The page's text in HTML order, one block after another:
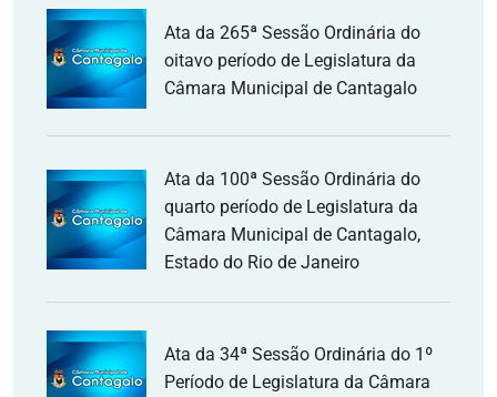
Ata da 265ª Sessão Ordinária do
oitavo período de Legislatura da
Câmara Municipal de Cantagalo
Ata da 100ª Sessão Ordinária do
quarto período de Legislatura da
Câmara Municipal de Cantagalo,
Estado do Rio de Janeiro
Ata da 34ª Sessão Ordinária do 1º
Período de Legislatura da Câmara